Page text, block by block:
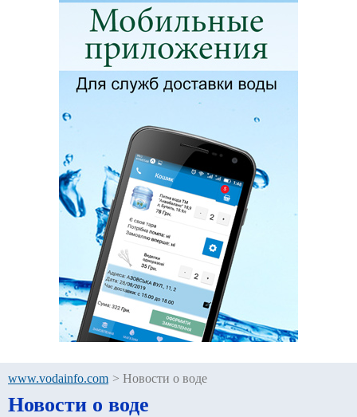
www.vodainfo.com > Новости о воде
Новости о воде